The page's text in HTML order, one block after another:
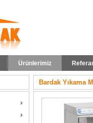
Ürünlerimiz
Bardak Yıkama